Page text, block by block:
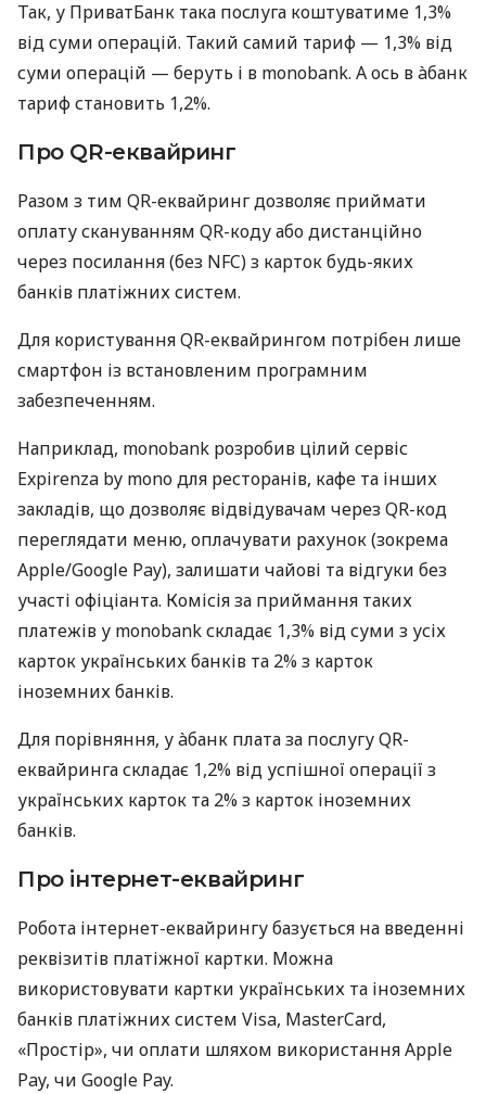
Так, у ПриватБанк така послуга коштуватиме 1,3%
від суми операцій. Такий самий тариф — 1,3% від
суми операцій — беруть і в monobank. А ось в àбанк
тариф становить 1,2%.
Про QR-еквайринг
Разом з тим QR-еквайринг дозволяє приймати
оплату скануванням QR-коду або дистанційно
через посилання (без NFC) з карток будь-яких
банків платіжних систем.
Для користування QR-еквайрингом потрібен лише
смартфон із встановленим програмним
забезпеченням.
Наприклад, monobank розробив цілий сервіс
Expirenza by mono для ресторанів, кафе та інших
закладів, що дозволяє відвідувачам через QR-код
переглядати меню, оплачувати рахунок (зокрема
Apple/Google Pay), залишати чайові та відгуки без
участі офіціанта. Комісія за приймання таких
платежів у monobank складає 1,3% від суми з усіх
карток українських банків та 2% з карток
іноземних банків.
Для порівняння, у àбанк плата за послугу QR-
еквайринга складає 1,2% від успішної операції з
українських карток та 2% з карток іноземних
банків.
Про інтернет-еквайринг
Робота інтернет-еквайрингу базується на введенні
реквізитів платіжної картки. Можна
використовувати картки українських та іноземних
банків платіжних систем Visa, MasterCard,
«Простір», чи оплати шляхом використання Apple
Pay, чи Google Pay.